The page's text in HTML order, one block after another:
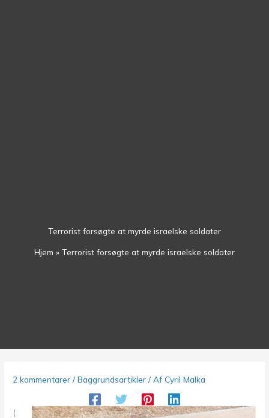
Terrorist forsøgte at myrde israelske soldater
Hjem » Terrorist forsøgte at myrde israelske soldater
2 kommentarer /Baggrundsartikler / AfCyril Malka
(